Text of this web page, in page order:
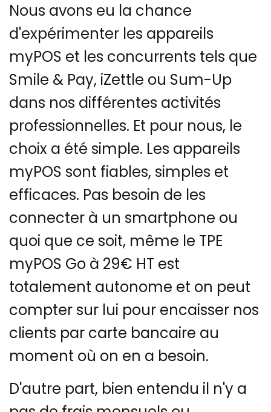
Nous avons eu la chance
d'expérimenter les appareils
myPOS et les concurrents tels que
Smile & Pay, iZettle ou Sum-Up
dans nos différentes activités
professionnelles. Et pour nous, le
choix a été simple. Les appareils
myPOS sont fiables, simples et
efficaces. Pas besoin de les
connecter à un smartphone ou
quoi que ce soit, même le TPE
myPOS Go à 29€ HT est
totalement autonome et on peut
compter sur lui pour encaisser nos
clients par carte bancaire au
moment où on en a besoin.
D'autre part, bien entendu il n'y a